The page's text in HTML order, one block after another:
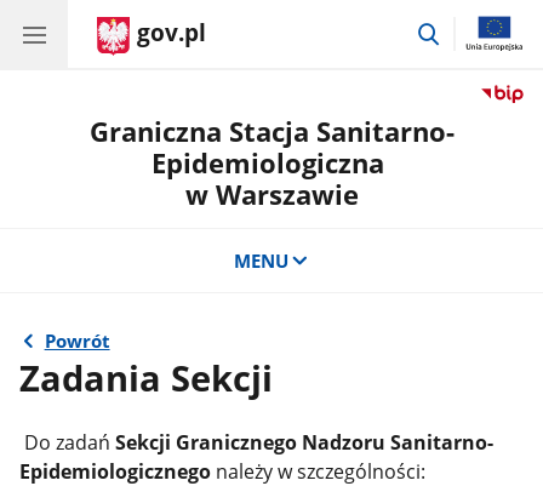
gov.pl
przejdź
Graniczna Stacja Sanitarno-
Epidemiologiczna
w Warszawie
MENU
Powrót
Zadania Sekcji
Do zadańSekcji Granicznego Nadzoru Sanitarno-
Epidemiologicznego należy w szczególności: